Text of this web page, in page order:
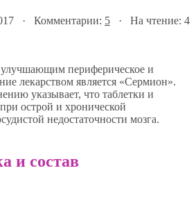
· Комментарии: 5 · На чтение: 4
периферическое и
лекарством является «Сермион».
указывает, что таблетки и
острой и хронической
недостаточности мозга.
и состав